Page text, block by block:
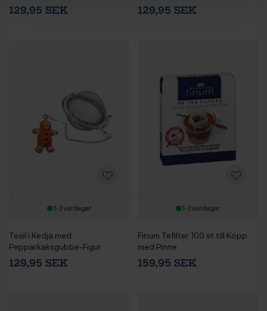
129,95 SEK 129,95 SEK
1-3 vardagar
Tesil i Kedja med
Pepparkaksgubbe-Figur
129,95 SEK
1-3 vardagar
Finum Tefilter 100 st till Kopp
med Pinne
159,95 SEK